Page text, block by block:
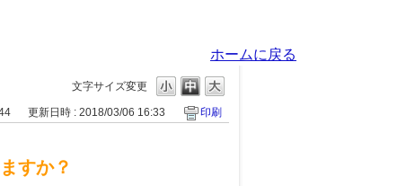
ホームに戻る
文字サイズ変更
更新日時 : 2018/03/06 16:33 印刷
すか？